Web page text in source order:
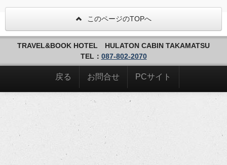
このページのTOPへ
TRAVEL&BOOK HOTEL HULATON CABIN TAKAMATSU
TEL： 087-802-2070
戻る お問合せ PCサイト